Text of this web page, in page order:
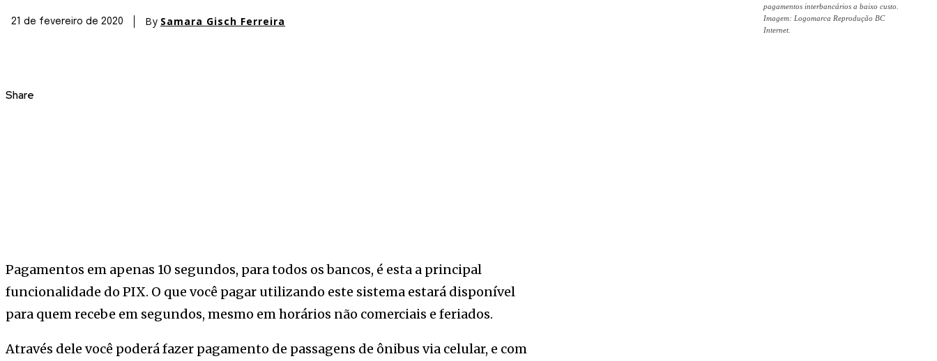
21 de fevereiro de 2020 By Samara Gisch Ferreira
pagamentos interbancários a baixo custo.
Imagem: Logomarca Reprodução BC
Internet.
Share
Pagamentos em apenas 10 segundos, para todos os bancos, é esta a principal
funcionalidade do PIX. O que você pagar utilizando este sistema estará disponível
para quem recebe em segundos, mesmo em horários não comerciais e feriados.
Através dele você poderá fazer pagamento de passagens de ônibus via celular, e com